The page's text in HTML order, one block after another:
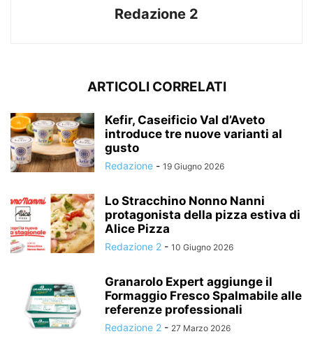
Redazione 2
ARTICOLI CORRELATI
Kefir, Caseificio Val d’Aveto
introduce tre nuove varianti al
gusto
Redazione - 19 Giugno 2026
Lo Stracchino Nonno Nanni
protagonista della pizza estiva di
Alice Pizza
Redazione 2 - 10 Giugno 2026
Granarolo Expert aggiunge il
Formaggio Fresco Spalmabile alle
referenze professionali
Redazione 2 - 27 Marzo 2026